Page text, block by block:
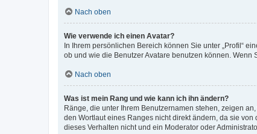
Nach oben
Wie verwende ich einen Avatar?
In Ihrem persönlichen Bereich können Sie unter „Profil“
ob und wie die Benutzer Avatare benutzen können.
Nach oben
Was ist mein Rang und wie kann ich ihn ändern?
Ränge, die unter Ihrem Benutzernamen stehen, zeigen
den Wortlaut eines Ranges nicht direkt ändern, da sie
dieses Verhalten nicht und ein Moderator oder